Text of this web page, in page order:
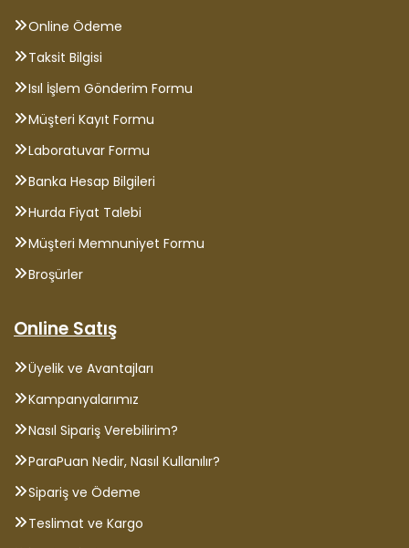
Online Ödeme
Taksit Bilgisi
Isıl İşlem Gönderim Formu
Müşteri Kayıt Formu
Laboratuvar Formu
Banka Hesap Bilgileri
Hurda Fiyat Talebi
Müşteri Memnuniyet Formu
Broşürler
Online Satış
Üyelik ve Avantajları
Kampanyalarımız
Nasıl Sipariş Verebilirim?
ParaPuan Nedir, Nasıl Kullanılır?
Sipariş ve Ödeme
Teslimat ve Kargo